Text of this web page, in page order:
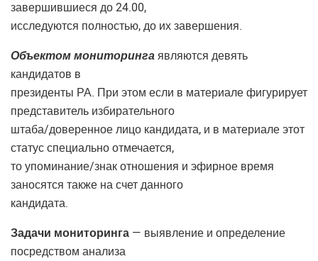
завершившиеся до 24.00,
исследуются полностью, до их завершения.
Объектом мониторинга являются девять
кандидатов в
президенты РА. При этом если в материале фигурирует
представитель избирательного
штаба/доверенное лицо кандидата, и в материале этот
статус специально отмечается,
то упоминание/знак отношения и эфирное время
заносятся также на счет данного
кандидата.
Задачи мониторинга — выявление и определение
посредством анализа